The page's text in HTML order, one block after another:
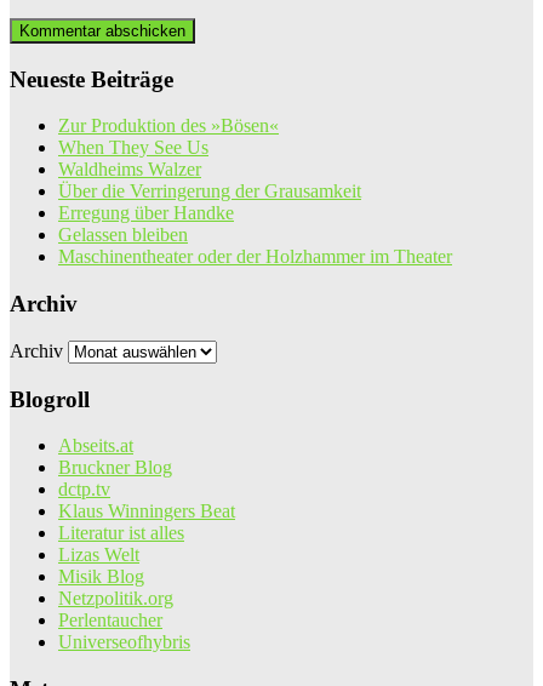
Neueste Beiträge
Zur Produktion des »Bösen«
When They See Us
Waldheims Walzer
Über die Verringerung der Grausamkeit
Erregung über Handke
Gelassen bleiben
Maschinentheater oder der Holzhammer im Theater
Archiv
Archiv
Blogroll
Abseits.at
Bruckner Blog
dctp.tv
Klaus Winningers Beat
Literatur ist alles
Lizas Welt
Misik Blog
Netzpolitik.org
Perlentaucher
Universeofhybris